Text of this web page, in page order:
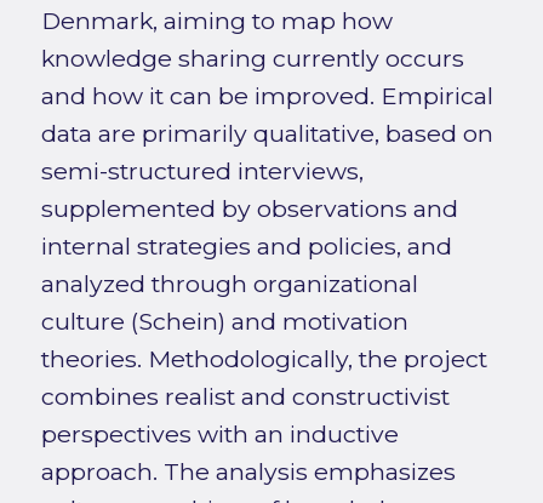
Denmark, aiming to map how
knowledge sharing currently occurs
and how it can be improved. Empirical
data are primarily qualitative, based on
semi-structured interviews,
supplemented by observations and
internal strategies and policies, and
analyzed through organizational
culture (Schein) and motivation
theories. Methodologically, the project
combines realist and constructivist
perspectives with an inductive
approach. The analysis emphasizes